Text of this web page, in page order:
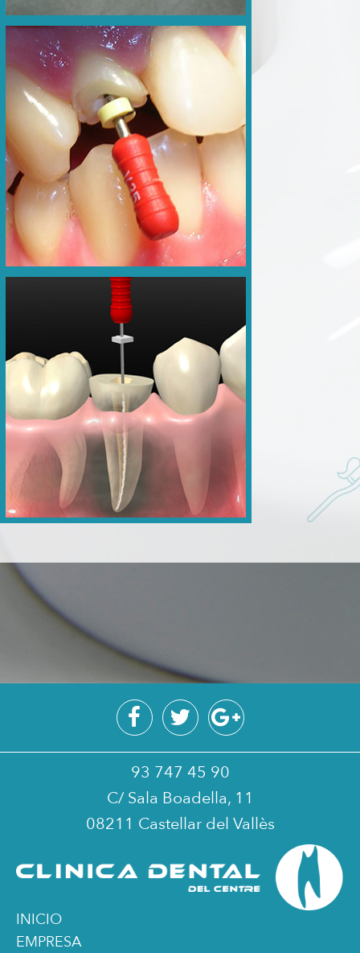
93 747 45 90
C/ Sala Boadella, 11
08211 Castellar del Vallès
INICIO
EMPRESA